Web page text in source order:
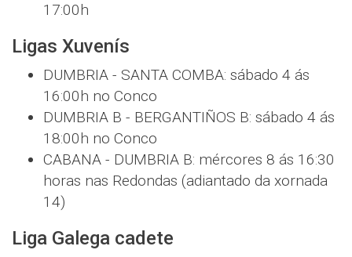
17:00h
Ligas Xuvenís
DUMBRIA - SANTA COMBA: sábado 4 ás
16:00h no Conco
DUMBRIA B - BERGANTIÑOS B: sábado 4 ás
18:00h no Conco
CABANA - DUMBRIA B: mércores 8 ás 16:30
horas nas Redondas (adiantado da xornada
14)
Liga Galega cadete